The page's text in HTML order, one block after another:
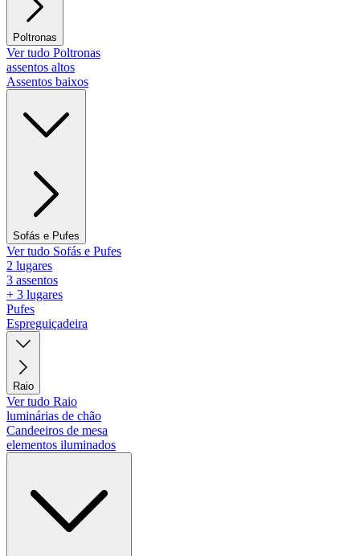
Poltronas
Ver tudo Poltronas
assentos altos
Assentos baixos
Sofás e Pufes
Ver tudo Sofás e Pufes
2 lugares
3 assentos
+ 3 lugares
Pufes
Espreguiçadeira
Raio
Ver tudo Raio
luminárias de chão
Candeeiros de mesa
elementos iluminados